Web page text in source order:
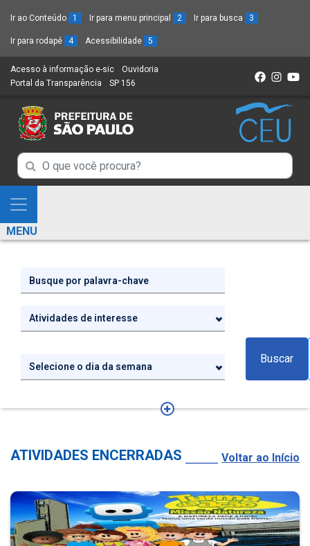
Ir ao Conteúdo 1 Ir para menu principal 2 Ir para busca 3
Ir para rodapé 4 Acessibilidade 5
Acesso à informação e-sic (Link
para
novo
sítio)
Ouvidoria
Portal da Transparência (Link
um
novo
SP 156
Campo
de
Busca
de
Campo
de
de
informações
Mostra
e
Esconde
Menu
MENU
Atividades de interesse
Selecione o dia da semana
Buscar
ATIVIDADES ENCERRADAS Voltar ao Início